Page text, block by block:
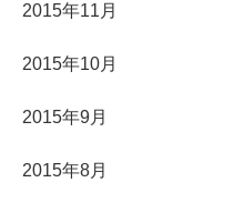
2015年11月
2015年10月
2015年9月
2015年8月